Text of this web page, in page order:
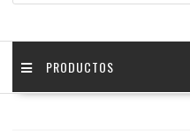
PRODUCTOS